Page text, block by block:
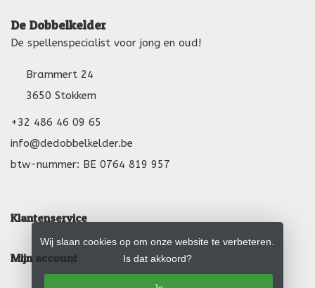
De Dobbelkelder
De spellenspecialist voor jong en oud!
Brammert 24
3650 Stokkem
+32 486 46 09 65
info@dedobbelkelder.be
btw-nummer: BE 0764 819 957
Klantenservice
Mijn account
Wij slaan cookies op om onze website te verbeteren.
Is dat akkoord?